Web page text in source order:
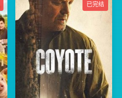
已完结